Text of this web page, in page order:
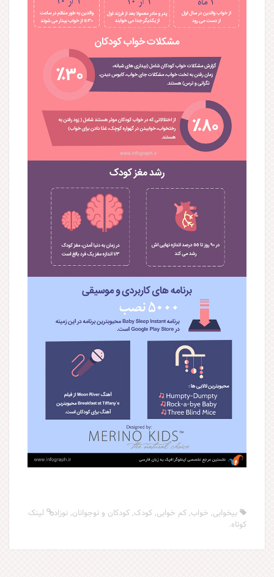
بیخوابی, خواب,کم خوابی,کودک,کودکان و نوجوانان,نوزاد
لینک
کوتاه.